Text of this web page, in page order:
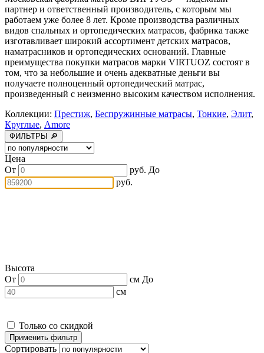
партнер и ответственный производитель, с которым мы
работаем уже более 8 лет. Кроме производства различных
видов спальных и ортопедических матрасов, фабрика также
изготавливает широкий ассортимент детских матрасов,
наматрасников и ортопедических оснований. Главные
преимущества покупки матрасов марки VIRTUOZ состоят в
том, что за небольшие и очень адекватные деньги вы
получаете полноценный ортопедический матрас,
произведенный с неизменно высоким качеством исполнения.
Коллекции: Престиж, Беспружинные матрасы, Тонкие, Элит,
Круглые, Amore
ФИЛЬТРЫ 🔎
Цена
От
руб. До
руб.
Высота
От
см До
см
Только со скидкой
Сортировать